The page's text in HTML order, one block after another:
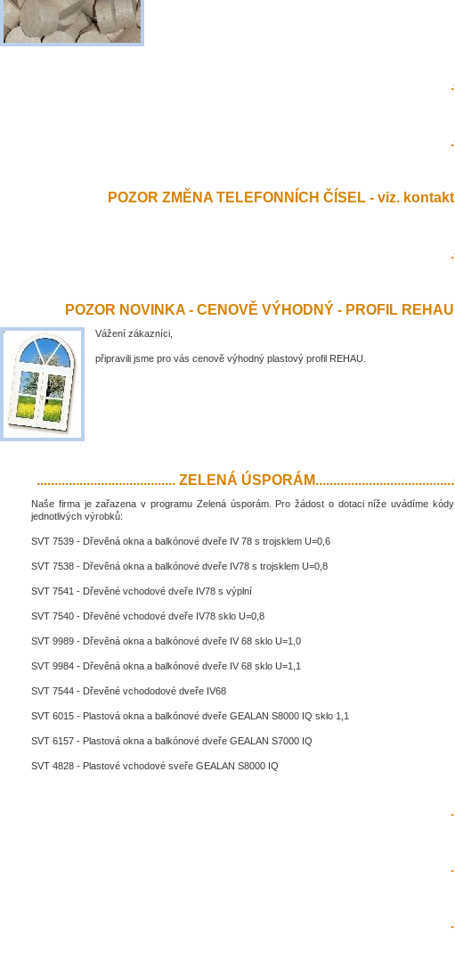
.
.
POZOR ZMĚNA TELEFONNÍCH ČÍSEL - viz. kontakt
.
POZOR NOVINKA - CENOVĚ VÝHODNÝ - PROFIL REHAU
Vážení zákazníci,
připravili jsme pro vás cenově výhodný plastový profil REHAU.
....................................... ZELENÁ ÚSPORÁM.......................................
Naše firma je zařazena v programu Zelená úsporám. Pro žádost o dotaci níže uvádíme kódy
jednotlivých výrobků:
SVT 7539 - Dřevěná okna a balkónové dveře IV 78 s trojsklem U=0,6
SVT 7538 - Dřevěná okna a balkónové dveře IV78 s trojsklem U=0,8
SVT 7541 - Dřevěné vchodové dveře IV78 s výplní
SVT 7540 - Dřevěné vchodové dveře IV78 sklo U=0,8
SVT 9989 - Dřevěná okna a balkónové dveře IV 68 sklo U=1,0
SVT 9984 - Dřevěná okna a balkónové dveře IV 68 sklo U=1,1
SVT 7544 - Dřevěné vchododové dveře IV68
SVT 6015 - Plastová okna a balkónové dveře GEALAN S8000 IQ sklo 1,1
SVT 6157 - Plastová okna a balkónové dveře GEALAN S7000 IQ
SVT 4828 - Plastové vchodové sveře GEALAN S8000 IQ
.
.
.